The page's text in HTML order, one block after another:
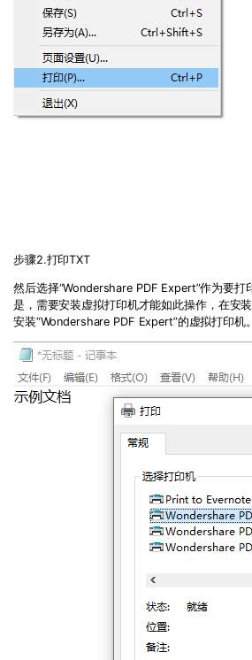
步骤2.打印TXT
然后选择“Wondershare PDF Expert”作为要打
是，需要安装虚拟打印机才能如此操作，在安
安装“Wondershare PDF Expert”的虚拟打印机。